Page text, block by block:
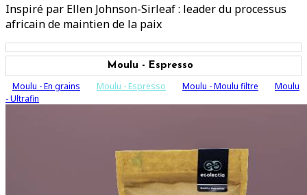
Inspiré par Ellen Johnson-Sirleaf : leader du processus
africain de maintien de la paix
Moulu - Espresso
Moulu - En grains Moulu - Espresso Moulu - Moulu filtre
Moulu
- Ultrafin